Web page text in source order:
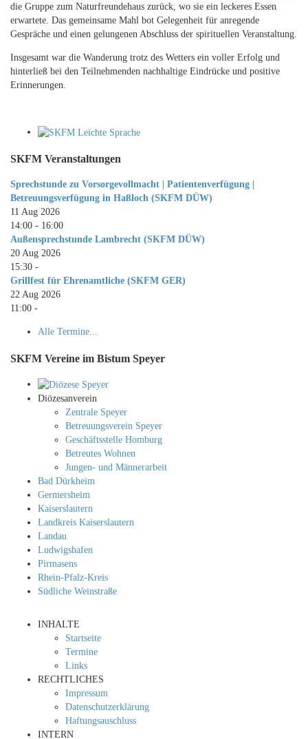
die Gruppe zum Naturfreundehaus zurück, wo sie ein leckeres Essen
erwartete. Das gemeinsame Mahl bot Gelegenheit für anregende
Gespräche und einen gelungenen Abschluss der spirituellen Veranstaltung.
Insgesamt war die Wanderung trotz des Wetters ein voller Erfolg und
hinterließ bei den Teilnehmenden nachhaltige Eindrücke und positive
Erinnerungen.
SKFM Veranstaltungen
Sprechstunde zu Vorsorgevollmacht | Patientenverfügung |
Betreuungsverfügung in Haßloch (SKFM DÜW)
11 Aug 2026
14:00 - 16:00
Außensprechstunde Lambrecht (SKFM DÜW)
20 Aug 2026
15:30 -
Grillfest für Ehrenamtliche (SKFM GER)
22 Aug 2026
11:00 -
Alle Termine...
SKFM Vereine im Bistum Speyer
Diözesanverein
Zentrale Speyer
Betreuungsverein Speyer
Geschäftsstelle Homburg
Betreutes Wohnen
Jungen- und Männerarbeit
Bad Dürkheim
Germersheim
Kaiserslautern
Landkreis Kaiserslautern
Landau
Ludwigshafen
Pirmasens
Rhein-Pfalz-Kreis
Südliche Weinstraße
INHALTE
Startseite
Termine
Links
RECHTLICHES
Impressum
Datenschutzerklärung
Haftungsauschluss
INTERN